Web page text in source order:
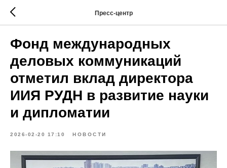
Пресс-центр
Фонд международных
деловых коммуникаций
отметил вклад директора
ИИЯ РУДН в развитие науки
и дипломатии
2026-02-20 17:10 НОВОСТИ